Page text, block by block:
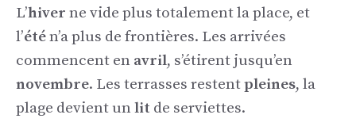
L’hiver ne vide plus totalement la place, et
l’étén’a plus de frontières. Les arrivées
commencent en avril, s’étirent jusqu’en
novembre. Les terrasses restentpleines, la
plage devient un lit de serviettes.